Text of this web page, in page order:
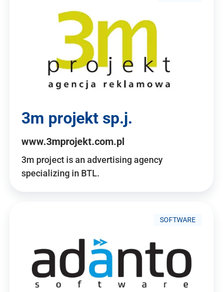
3m projekt sp.j.
www.3mprojekt.com.pl
3m project is an advertising agency
specializing in BTL.
SOFTWARE